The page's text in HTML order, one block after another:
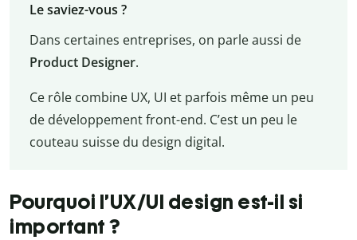
Le saviez-vous ?
Dans certaines entreprises, on parle aussi de
Product Designer.
Ce rôle combine UX, UI et parfois même un peu
de développement front-end. C’est un peu le
couteau suisse du design digital.
Pourquoi l’UX/UI design est-il si
important ?